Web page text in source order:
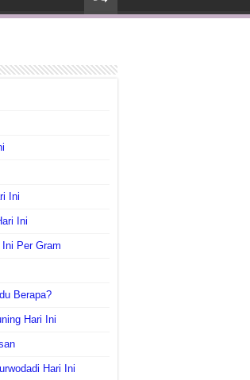
Ini
Ini
Per Gram
Berapa?
Hari Ini
Hari Ini